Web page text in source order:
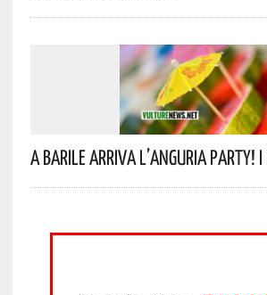
A Barile Arriva L’anguria Party!